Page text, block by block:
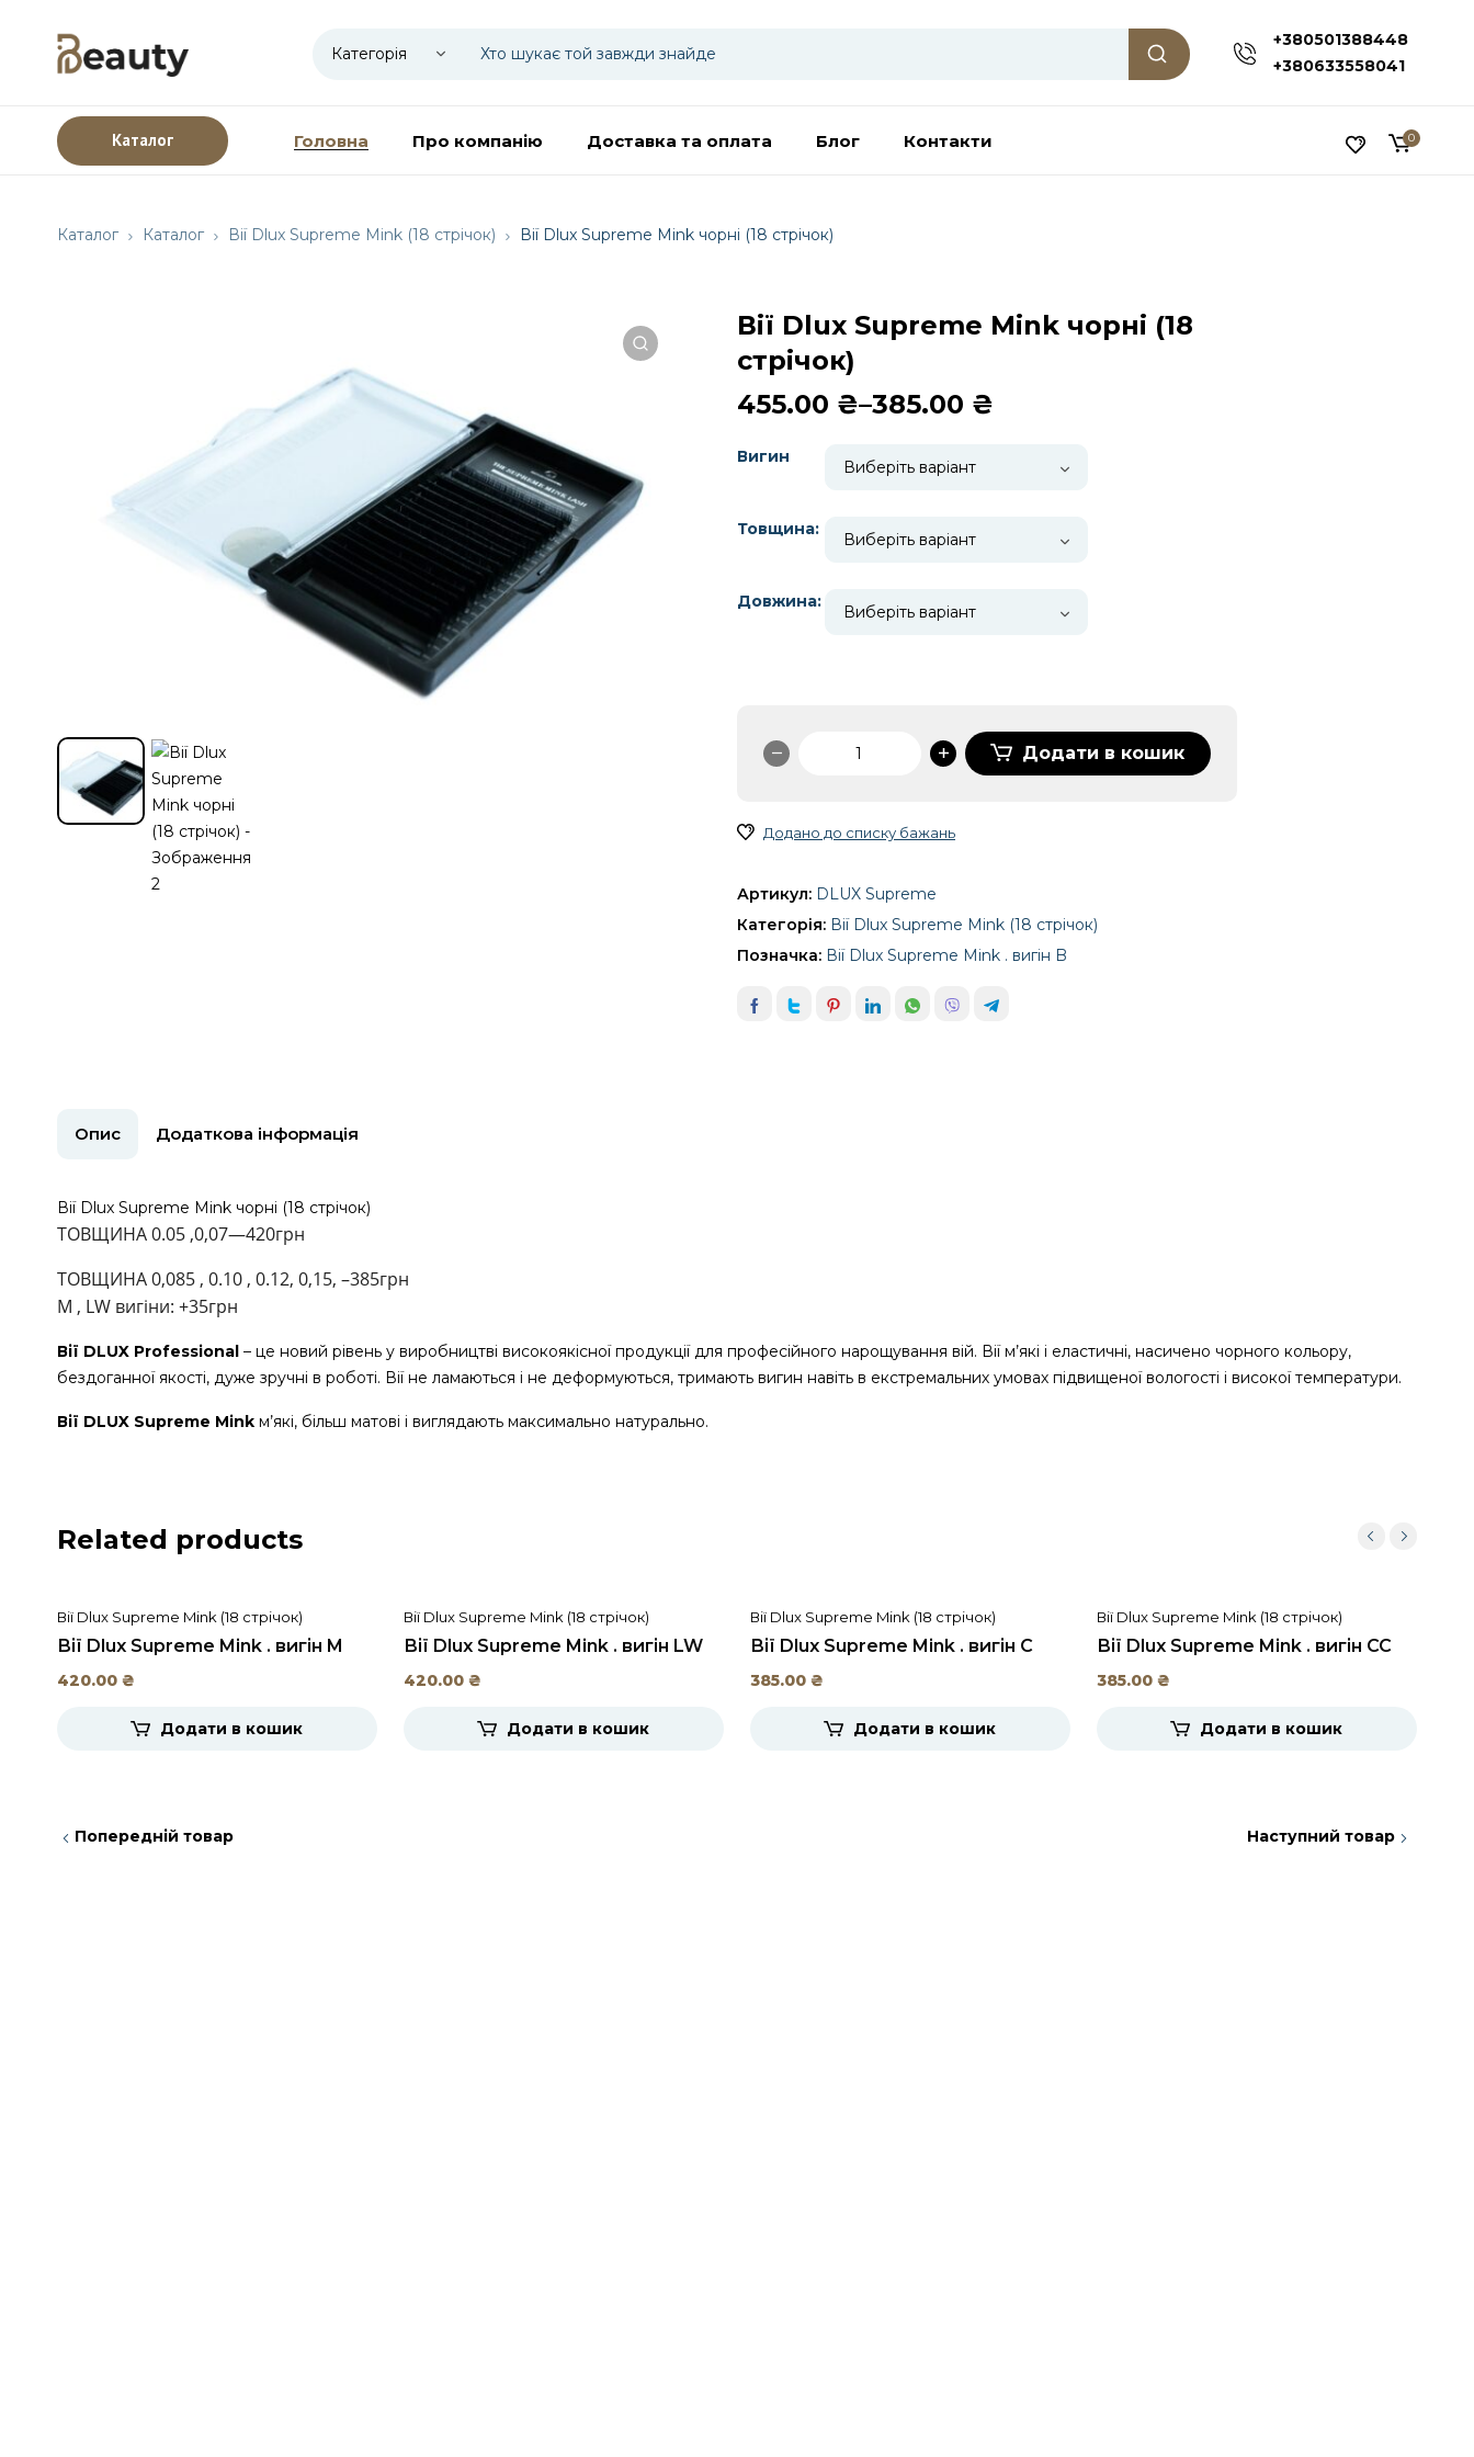
+380501388448
+380633558041
Каталог Головна Про компанію Доставка та оплата Блог Контакти 0
Каталог Каталог Вії Dlux Supreme Mink (18 стрічок) Вії Dlux Supreme Mink чорні (18 стрічок)
Вії Dlux Supreme Mink чорні (18
стрічок)
385.00 ₴
–
455.00 ₴
Діапазон
від
385.00 ₴
455.00 ₴
Вигин
Товщина:
Довжина:
чорні
стрічок)
Додати в кошик
Додано до списку бажань
Артикул: DLUX Supreme
Категорія: Вії Dlux Supreme Mink (18 стрічок)
Позначка: Вії Dlux Supreme Mink . вигін B
Опис Додаткова інформація
Вії Dlux Supreme Mink чорні (18 стрічок)
ТОВЩИНА 0.05 ,0,07—420грн
ТОВЩИНА 0,085 , 0.10 , 0.12, 0,15, –385грн
М , LW вигіни: +35грн
Вії DLUX Professional – це новий рівень у виробництві високоякісної продукції для професійного нарощування вій. Вії м’які і еластичні, насичено чорного кольору,
бездоганної якості, дуже зручні в роботі. Вії не ламаються і не деформуються, тримають вигин навіть в екстремальних умовах підвищеної вологості і високої температури.
Вії DLUX Supreme Mink м’які, більш матові і виглядають максимально натурально.
Related products
Вії Dlux Supreme Mink (18 стрічок)
Вії Dlux Supreme Mink . вигін M
420.00 ₴
Додати в кошик
Вії Dlux Supreme Mink (18 стрічок)
Вії Dlux Supreme Mink . вигін LW
420.00 ₴
Додати в кошик
Вії Dlux Supreme Mink (18 стрічок)
Вії Dlux Supreme Mink . вигін C
385.00 ₴
Додати в кошик
Вії Dlux Supreme Mink (18 стрічок)
Вії Dlux Supreme Mink . вигін CC
385.00 ₴
Додати в кошик
Попередній товар Наступний товар